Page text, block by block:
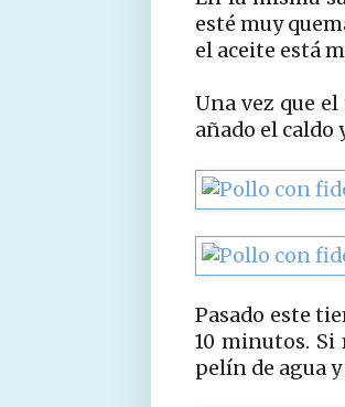
esté muy
el aceite está
Una vez que
añado el caldo
Pasado este
10 minutos. Si
pelín de agua